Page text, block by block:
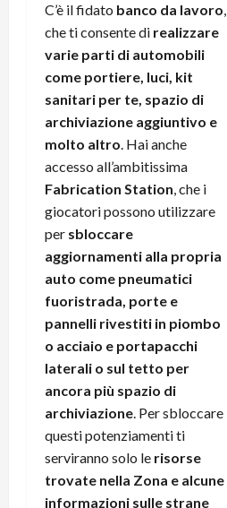
C’è il fidato banco da lavoro,
che ti consente di realizzare
varie parti di automobili
come portiere, luci, kit
sanitari per te, spazio di
archiviazione aggiuntivo e
molto altro. Hai anche
accesso all’ambitissima
Fabrication Station, che i
giocatori possono utilizzare
per sbloccare
aggiornamenti alla propria
auto come pneumatici
fuoristrada, porte e
pannelli rivestiti in piombo
o acciaio e portapacchi
laterali o sul tetto per
ancora più spazio di
archiviazione. Per sbloccare
questi potenziamenti ti
serviranno solo le risorse
trovate nella Zona e alcune
informazioni sulle strane